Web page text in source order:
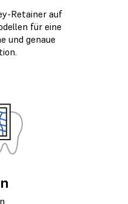
Retainer auf
für eine
und genaue